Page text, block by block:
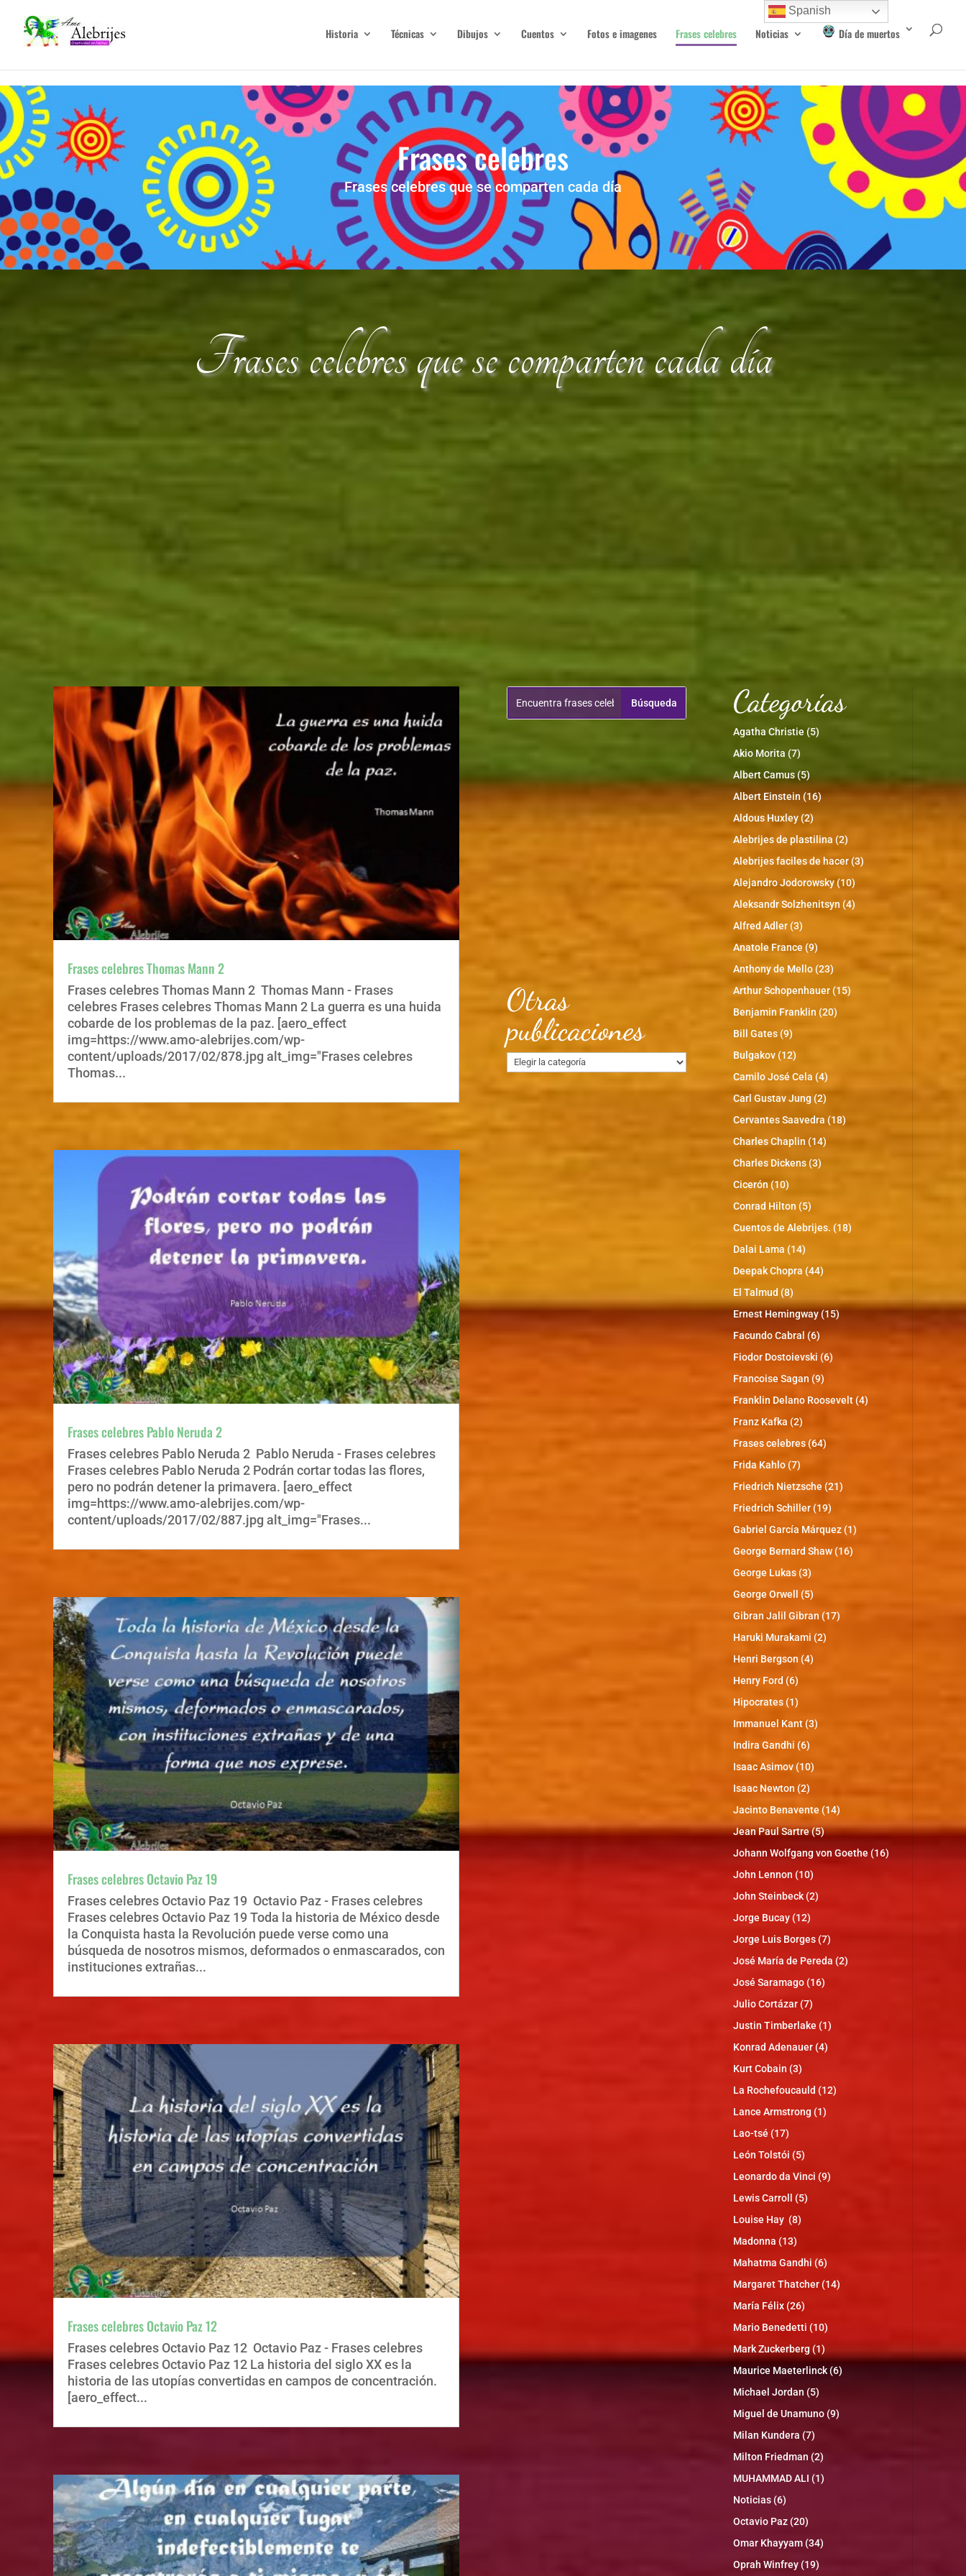
Historia Técnicas Dibujos Cuentos Fotos e imagenes Frases celebres Noticias Día de muertos
Frases celebres
Frases celebres que se comparten cada día
Frases celebres que se comparten cada día
Frases celebres Thomas Mann 2
Frases celebres Thomas Mann 2 Thomas Mann - Frases
celebres Frases celebres Thomas Mann 2 La guerra es una huida
cobarde de los problemas de la paz. [aero_effect
img=https://www.amo-alebrijes.com/wp-
content/uploads/2017/02/878.jpg alt_img="Frases celebres
Thomas...
Frases celebres Pablo Neruda 2
Frases celebres Pablo Neruda 2 Pablo Neruda - Frases celebres
Frases celebres Pablo Neruda 2 Podrán cortar todas las flores,
pero no podrán detener la primavera. [aero_effect
img=https://www.amo-alebrijes.com/wp-
content/uploads/2017/02/887.jpg alt_img="Frases...
Frases celebres Octavio Paz 19
Frases celebres Octavio Paz 19 Octavio Paz - Frases celebres
Frases celebres Octavio Paz 19 Toda la historia de México desde
la Conquista hasta la Revolución puede verse como una
búsqueda de nosotros mismos, deformados o enmascarados, con
instituciones extrañas...
Frases celebres Octavio Paz 12
Frases celebres Octavio Paz 12 Octavio Paz - Frases celebres
Frases celebres Octavio Paz 12 La historia del siglo XX es la
historia de las utopías convertidas en campos de concentración.
[aero_effect...
Otras
publicaciones
Otras
publicaciones
Categorías
Agatha Christie (5)
Akio Morita (7)
Albert Camus(5)
Albert Einstein (16)
Aldous Huxley(2)
Alebrijes de plastilina (2)
Alebrijes faciles de hacer (3)
Alejandro Jodorowsky(10)
Aleksandr Solzhenitsyn (4)
Alfred Adler(3)
Anatole France (9)
Anthony de Mello(23)
Arthur Schopenhauer(15)
Benjamin Franklin (20)
Bill Gates(9)
Bulgakov(12)
Camilo José Cela (4)
Carl Gustav Jung(2)
Cervantes Saavedra (18)
Charles Chaplin (14)
Charles Dickens(3)
Cicerón (10)
Conrad Hilton (5)
Cuentos de Alebrijes. (18)
Dalai Lama (14)
Deepak Chopra (44)
El Talmud (8)
Ernest Hemingway(15)
Facundo Cabral (6)
Fiodor Dostoievski (6)
Francoise Sagan (9)
Franklin Delano Roosevelt(4)
Franz Kafka (2)
Frases celebres(64)
Frida Kahlo(7)
Friedrich Nietzsche (21)
Friedrich Schiller(19)
Gabriel García Márquez(1)
George Bernard Shaw(16)
George Lukas(3)
George Orwell
(5)
Gibran Jalil Gibran (17)
Haruki Murakami (2)
Henri Bergson (4)
Henry Ford (6)
Hipocrates(1)
Immanuel Kant (3)
Indira Gandhi (6)
Isaac Asimov(10)
Isaac Newton (2)
Jacinto Benavente (14)
Jean Paul Sartre(5)
Johann Wolfgang von Goethe (16)
John Lennon (10)
John Steinbeck(2)
Jorge Bucay (12)
Jorge Luis Borges(7)
José María de Pereda (2)
José Saramago (16)
Julio Cortázar (7)
Justin Timberlake (1)
Konrad Adenauer (4)
Kurt Cobain (3)
La Rochefoucauld (12)
Lance Armstrong (1)
Lao-tsé (17)
León Tolstói (5)
Leonardo da Vinci (9)
Lewis Carroll
(5)
Louise Hay (8)
Madonna (13)
Mahatma Gandhi (6)
Margaret Thatcher(14)
María Félix (26)
Mario Benedetti (10)
Mark Zuckerberg (1)
Maurice Maeterlinck(6)
Michael Jordan (5)
Miguel de Unamuno (9)
Milan Kundera (7)
Milton Friedman (2)
MUHAMMAD ALI (1)
Noticias (6)
Octavio Paz (20)
Omar Khayyam (34)
Oprah Winfrey (19)
Spanish